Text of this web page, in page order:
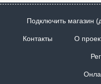
Подключить магазин
Контакты О